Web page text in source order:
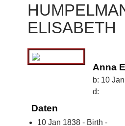
ELISABETH
Anna
b: 10
d:
Daten
10 Jan 1838 - Birth -